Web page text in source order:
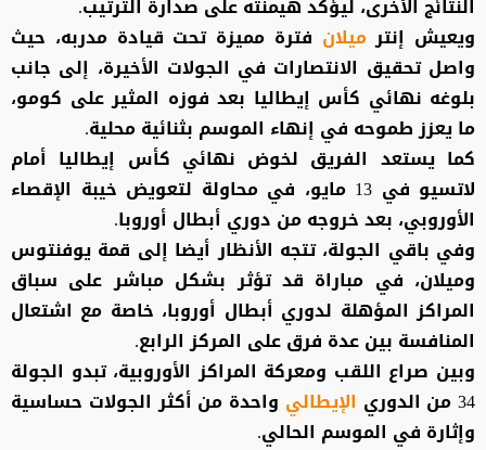
النتائج الأخرى، ليؤكد هيمنته على صدارة الترتيب.
ويعيش إنترميلان فترة مميزة تحت قيادة مدربه، حيث
واصل تحقيق الانتصارات في الجولات الأخيرة، إلى جانب
بلوغه نهائي كأس إيطاليا بعد فوزه المثير على كومو،
ما يعزز طموحه في إنهاء الموسم بثنائية محلية.
كما يستعد الفريق لخوض نهائي كأس إيطاليا أمام
لاتسيو في 13 مايو، في محاولة لتعويض خيبة الإقصاء
الأوروبي، بعد خروجه من دوري أبطال أوروبا.
وفي باقي الجولة، تتجه الأنظار أيضا إلى قمة يوفنتوس
وميلان، في مباراة قد تؤثر بشكل مباشر على سباق
المراكز المؤهلة لدوري أبطال أوروبا، خاصة مع اشتعال
المنافسة بين عدة فرق على المركز الرابع.
وبين صراع اللقب ومعركة المراكز الأوروبية، تبدو الجولة
34 من الدوري
الإيطالي واحدة من أكثر الجولات حساسية
وإثارة في الموسم الحالي.